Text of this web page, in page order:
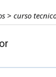
> curso